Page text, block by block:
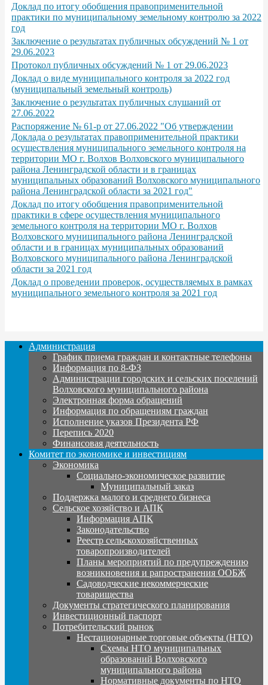
Доклад по итогу обобщения правоприменительной
практики по муниципальному земельному контролю за 2022
год
Заключение о результатах публичных обсуждений № 1 от
29.06.2023
Протокол публичных обсуждений № 1 от 29.06.2023
Доклад о виде муниципального контроля за 2022 год
(муниципальный земельный контроль)
Заключение о результатах публичных слушаний от
27.06.2022
Распоряжение № 61-р от 27.06.2022 "Об утверждении
Доклада о результатах правоприменительной практики
осуществления муниципального земельного контроля на
территории МО г. Волхов Волховского муниципального
района Ленинградской области и в границах
муниципальных образований Волховского муниципального
района Ленинградской области за 2021 год"
Доклад по итогу обобщения правоприменительной
практики в сфере осуществления муниципального
земельного контроля на территории МО г. Волхов
Волховского муниципального района Ленинградской
области и в границах муниципальных образований
Волховского муниципального района Ленинградской
области за 2021 год
Доклад о проведении проверок, осуществляемых в рамках
муниципального земельного контроля за 2021 год
Администрация
График приема граждан и контактные телефоны
Информация по 8-ФЗ
Администрации городских и сельских поселений
Волховского муниципального района
Электронная форма обращений
Информация по обращениям граждан
Исполнение указов Президента РФ
Перепись 2020
Финансовая деятельность
Комитет по экономике и инвестициям
Экономика
Социально-экономическое развитие
Муниципальный заказ
Поддержка малого и среднего бизнеса
Сельское хозяйство и АПК
Информация АПК
Законодательство
Реестр сельскохозяйственных
товаропроизводителей
Планы мероприятий по предупреждению
возникновения и рапространения ООБЖ
Садоводческие некоммерческие
товарищества
Документы стратегического планирования
Инвестиционный паспорт
Потребительский рынок
Нестационарные торговые объекты (НТО)
Схемы НТО муниципальных
образований Волховского
муниципального района
Нормативные документы по НТО